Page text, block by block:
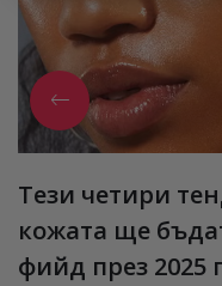
Тези четири
кожата ще
фийд през 2025